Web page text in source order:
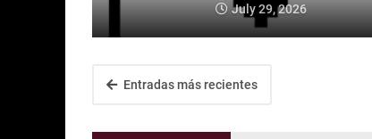
July 29, 2026
Entradas más recientes